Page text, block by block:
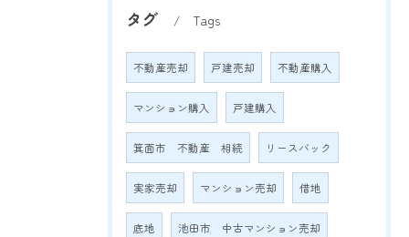
タグ Tags
不動産売却 戸建売却 不動産購入
マンション購入 戸建購入
箕面市 不動産 相続 リースバック
実家売却 マンション売却 借地
底地 池田市 中古マンション売却